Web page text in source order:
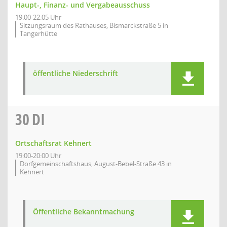
Haupt-, Finanz- und Vergabeausschuss
19:00-22:05 Uhr
Sitzungsraum des Rathauses, Bismarckstraße 5 in
Tangerhütte
öffentliche Niederschrift
30DI
Ortschaftsrat Kehnert
19:00-20:00 Uhr
Dorfgemeinschaftshaus, August-Bebel-Straße 43 in
Kehnert
Öffentliche Bekanntmachung